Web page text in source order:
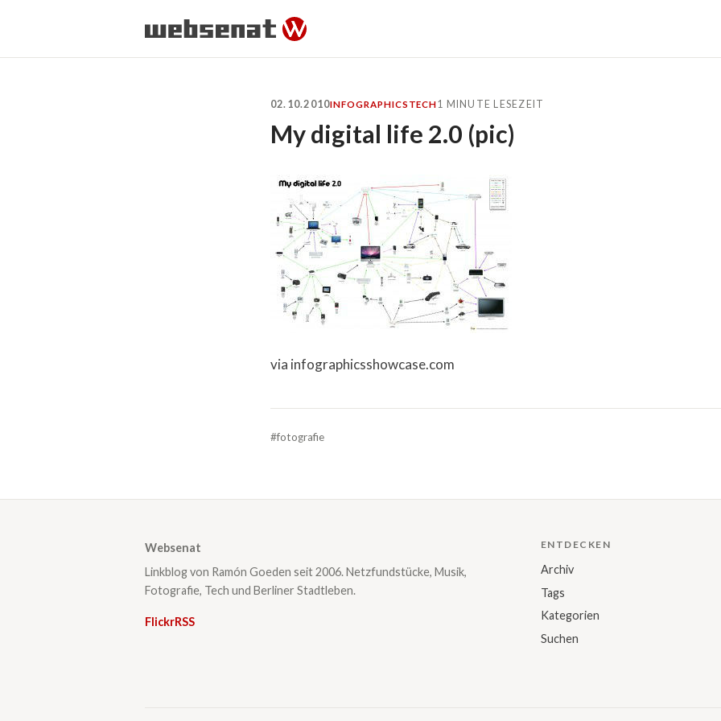
02.10.2010INFOGRAPHICS TECH1 MINUTE LESEZEIT
My digital life 2.0 (pic)
via infographicsshowcase.com
#fotografie
Websenat
Linkblog von Ramón Goeden seit 2006. Netzfundstücke, Musik,
Fotografie, Tech und Berliner Stadtleben.
FlickrRSS
ENTDECKEN
Archiv
Tags
Kategorien
Suchen